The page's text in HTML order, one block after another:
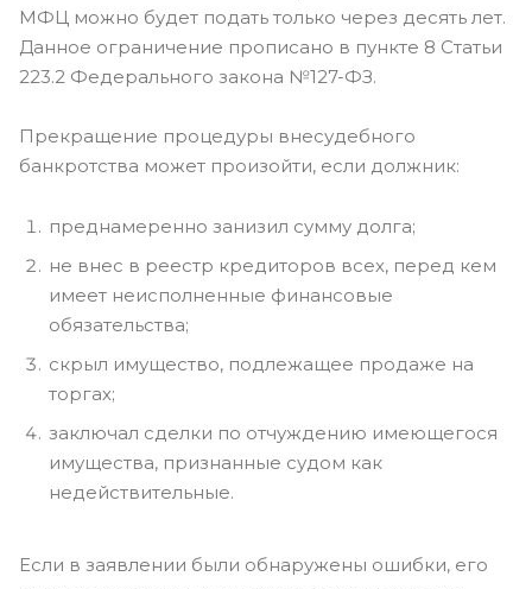
МФЦ можно будет подать только через десять лет.
Данное ограничение прописано в пункте 8 Статьи
223.2 Федерального закона №127-ФЗ.
Прекращение процедуры внесудебного
банкротства может произойти, если должник:
преднамеренно занизил сумму долга;
не внес в реестр кредиторов всех, перед кем
имеет неисполненные финансовые
обязательства;
скрыл имущество, подлежащее продаже на
торгах;
заключал сделки по отчуждению имеющегося
имущества, признанные судом как
недействительные.
Если в заявлении были обнаружены ошибки, его